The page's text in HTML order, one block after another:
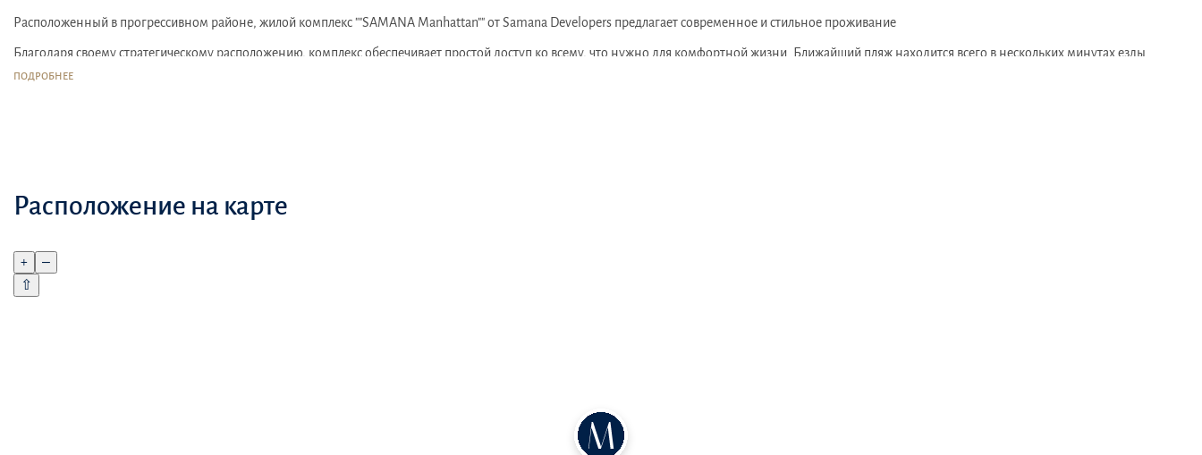
Расположенный в прогрессивном районе, жилой комплекс ""SAMANA Manhattan"" от Samana Developers предлагает современное и стильное проживание
Благодаря своему стратегическому расположению, комплекс обеспечивает простой доступ ко всему, что нужно для комфортной жизни. Ближайший пляж находится всего в нескольких минутах езды
SAMANA Manhattan"" создан для того, чтобы обеспечить жителям современную и стильную обстановку, где они могут наслаждаться высоким уровнем комфорта
ПОДРОБНЕЕ
Расположение на карте
+
–
⇧